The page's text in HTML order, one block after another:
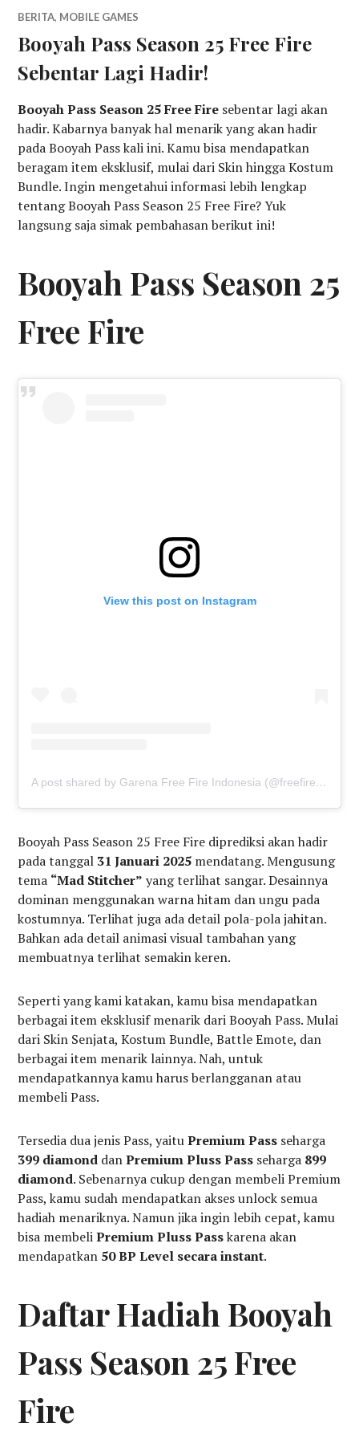
BERITA, MOBILE GAMES
Booyah Pass Season 25 Free Fire
Sebentar Lagi Hadir!
Booyah Pass Season 25 Free Fire sebentar lagi akan
hadir. Kabarnya banyak hal menarik yang akan hadir
pada Booyah Pass kali ini. Kamu bisa mendapatkan
beragam item eksklusif, mulai dari Skin hingga Kostum
Bundle. Ingin mengetahui informasi lebih lengkap
tentang Booyah Pass Season 25 Free Fire? Yuk
langsung saja simak pembahasan berikut ini!
Booyah Pass Season 25
Free Fire
View this post on Instagram
A post shared by Garena Free Fire Indonesia (@freefirebgid)
Booyah Pass Season 25 Free Fire diprediksi akan hadir
pada tanggal 31 Januari 2025 mendatang. Mengusung
tema “Mad Stitcher” yang terlihat sangar. Desainnya
dominan menggunakan warna hitam dan ungu pada
kostumnya. Terlihat juga ada detail pola-pola jahitan.
Bahkan ada detail animasi visual tambahan yang
membuatnya terlihat semakin keren.
Seperti yang kami katakan, kamu bisa mendapatkan
berbagai item eksklusif menarik dari Booyah Pass. Mulai
dari Skin Senjata, Kostum Bundle, Battle Emote, dan
berbagai item menarik lainnya. Nah, untuk
mendapatkannya kamu harus berlangganan atau
membeli Pass.
Tersedia dua jenis Pass, yaituPremium Pass seharga
399 diamond danPremium Pluss Pass seharga 899
diamond. Sebenarnya cukup dengan membeli Premium
Pass, kamu sudah mendapatkan akses unlock semua
hadiah menariknya. Namun jika ingin lebih cepat, kamu
bisa membeliPremium Pluss Passkarena akan
mendapatkan 50 BP Level secara instant.
Daftar Hadiah Booyah
Pass Season 25 Free
Fire